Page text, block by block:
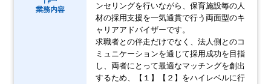
業務内容
ンセリングを行いながら、保育施設毎の人
材の採用支援を一気通貫で行う両面型のキ
ャリアアドバイザーです。
求職者との伴走だけでなく、法人側とのコ
ミュニケーションを通じて採用成功を目指
し、両者にとって最適なマッチングを創出
するため、【１】【２】をハイレベルに行